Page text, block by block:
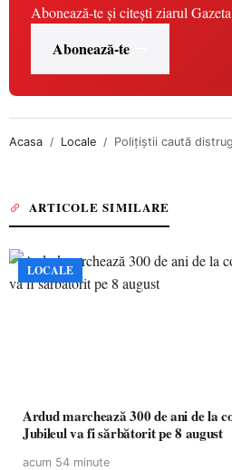
Abonează-te și citești ziarul
Abonează-te
Acasa Locale Poliţiştii caută
ARTICOLE SIMILARE
LOCALE
Ardud marchează 300 de ani de la
Jubileul va fi sărbătorit pe 8 august
acum 54 minute